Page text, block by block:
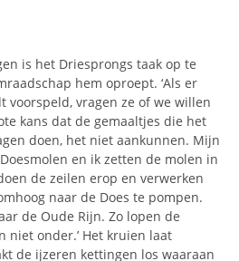
is het Driesprongs taak op te
hem oproept. ‘Als er
voorspeld, vragen ze of we willen
kans dat de gemaaltjes die het
doen, het niet aankunnen. Mijn
en ik zetten de molen in
de zeilen erop en verwerken
naar de Does te pompen.
de Oude Rijn. Zo lopen de
niet onder.’ Het kruien laat
de ijzeren kettingen los waaraan